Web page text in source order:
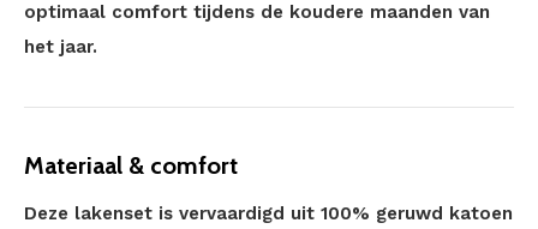
optimaal comfort tijdens de koudere maanden van
het jaar.
Materiaal & comfort
Deze lakenset is vervaardigd uit 100% geruwd katoen